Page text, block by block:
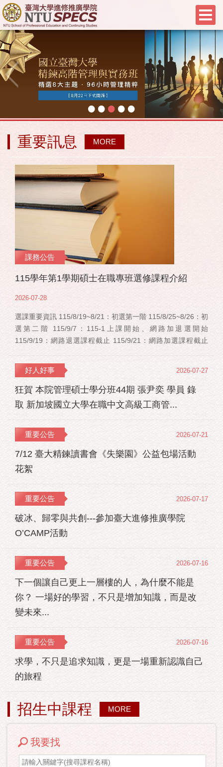
•••••
重要訊息 MORE
課務公告
115學年第1學期碩士在職專班選修課程介紹
2026-07-28
選課重要資訊 115/8/19~8/21：初選第一階 115/8/25~8/26：初
選第二階 115/9/7：115-1上課開始、網路加退選開始
115/9/19：網路退選課程截止 115/9/21：網路加選課程截止
【賽明成老師】 相關連結：週一：大局勢：美...
好人好事
狂賀 本院管理碩士學分班44期 張尹奕 學員 錄
取 新加坡國立大學在職中文高級工商管...
2026-07-27
重要公告
7/12 臺大精鍊讀書會《失樂園》公益包場活動
花絮
2026-07-21
重要公告
破冰、歸零與共創---參加臺大進修推廣學院
O’CAMP活動
2026-07-17
重要公告
下一個讓自己更上一層樓的人，為什麼不能是
你？ 一場好的學習，不只是增加知識，而是改
變未來...
2026-07-16
重要公告
求學，不只是追求知識，更是一場重新認識自己
的旅程
2026-07-16
招生中課程 MORE
我要找